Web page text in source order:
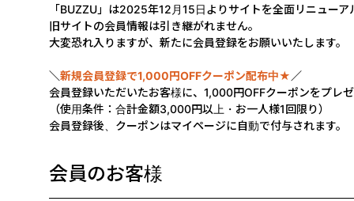
「BUZZU」は2025年12月15日よりサイトを全面リニューア
旧サイトの会員情報は引き継がれません。
大変恐れ入りますが、新たに会員登録をお願いいたします。
＼新規会員登録で1,000円OFFクーポン配布中★ ／
会員登録いただいたお客様に、1,000円OFFクーポンをプレゼ
（使用条件：合計金額3,000円以上・お一人様1回限り）
会員登録後、クーポンはマイページに自動で付与されます。
会員のお客様